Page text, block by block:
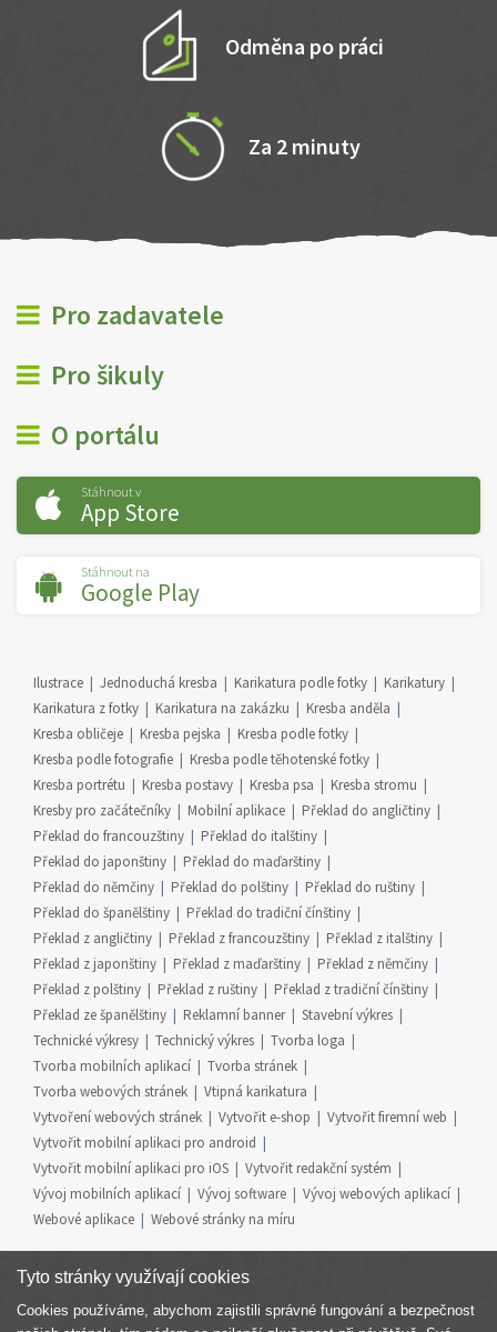
Odměna po práci
Za 2 minuty
Pro zadavatele
Pro šikuly
O portálu
Stáhnout v
App Store
Stáhnout na
Google Play
Ilustrace Jednoduchá kresba Karikatura podle fotky
Karikatury
Karikatura z fotky
Karikatura na zakázku
Kresba anděla
Kresba obličeje
Kresba pejska
Kresba podle fotky
Kresba podle fotografie
Kresba podle těhotenské fotky
Kresba portrétu
Kresba postavy Kresba psa
Kresba stromu
Kresby pro začátečníky
Mobilní aplikace
Překlad do angličtiny
Překlad do francouzštiny
Překlad do italštiny
Překlad do japonštiny
Překlad do maďarštiny
Překlad do němčiny
Překlad do polštiny
Překlad do ruštiny
Překlad do španělštiny
Překlad do tradiční čínštiny
Překlad z angličtiny
Překlad z francouzštiny
Překlad z italštiny
Překlad z japonštiny
Překlad z maďarštiny
Překlad z němčiny
Překlad z polštiny
Překlad z ruštiny
Překlad z tradiční čínštiny
Překlad ze španělštiny
Reklamní banner
Stavební výkres
Technické výkresy
Technický výkres
Tvorba loga
Tvorba mobilních aplikací
Tvorba stránek
Tvorba webových stránek
Vtipná karikatura
Vytvoření webových stránek
Vytvořit e-shop
Vytvořit firemní web
Vytvořit mobilní aplikaci pro android
Vytvořit mobilní aplikaci pro iOS
Vytvořit redakční systém
Vývoj mobilních aplikací
Vývoj software
Vývoj webových aplikací
Webové aplikace
Webové stránky na míru
Tyto stránky využívají cookies
Cookies používáme, abychom zajistili správné fungování a bezpečnost